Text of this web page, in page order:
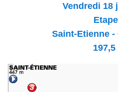
Vendredi 18
Saint-Etienne
197,5